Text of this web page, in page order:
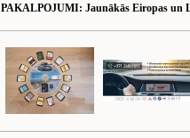
PAKALPOJUMI: Jaunākās Eiropas un